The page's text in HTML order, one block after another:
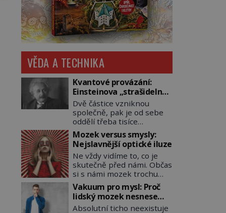
VĚDA A TECHNIKA
Kvantové provázání:
Einsteinova „strašidelná
akce na dálku“ dál mate i
fascinuje vědce
Dvě částice vzniknou
společně, pak je od sebe
oddělí třeba tisíce
kilometrů. Přesto se při
měření chovají, jako by
mezi nimi existovalo
neviditelné pouto. Albert
Einstein tomu s jistou
dávkou ironie říká
„strašidelná akce na dálku“
a dlouhá desetiletí věří, že
musí existovat jednodušší
Mozek versus smysly:
Nejslavnější optické iluze
Ne vždy vidíme to, co je
skutečně před námi. Občas
si s námi mozek trochu
pohraje. A my pak doslova
nevěříme vlastním očím!
Jak vznikají ty
nejpodivnější optické
Vakuum pro mysl: Proč
lidský mozek nesnese
absolutní klid a začne si
Absolutní ticho neexistuje